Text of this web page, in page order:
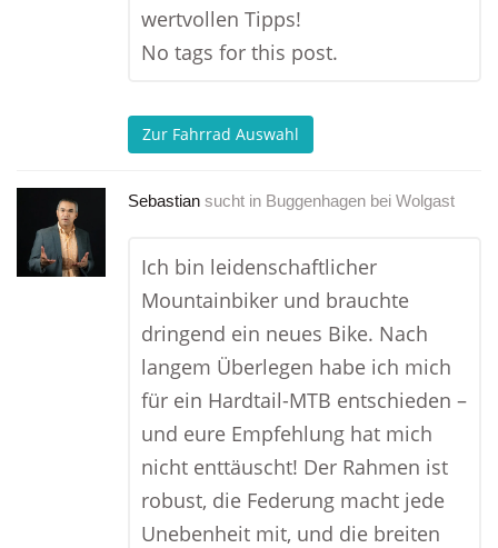
wertvollen Tipps!
No tags for this post.
Zur Fahrrad Auswahl
Sebastian sucht in Buggenhagen bei Wolgast
Ich bin leidenschaftlicher
Mountainbiker und brauchte
dringend ein neues Bike. Nach
langem Überlegen habe ich mich
für ein Hardtail-MTB entschieden –
und eure Empfehlung hat mich
nicht enttäuscht! Der Rahmen ist
robust, die Federung macht jede
Unebenheit mit, und die breiten